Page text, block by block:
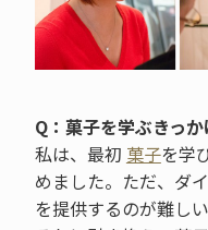
Q：菓子を学ぶきっ
私は、最初 菓子を学
めました。ただ、ダ
を提供するのが難し